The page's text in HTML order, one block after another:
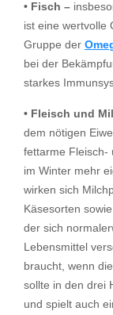
• Fisch –
ist eine wertvolle
Gruppe der
bei der
starkes
• Fleisch und
dem nötigen
fettarme Fleisch-
im Winter mehr
wirken sich
Käsesorten
der sich
Lebensmittel
braucht, wenn
sollte in den drei
und spielt auch